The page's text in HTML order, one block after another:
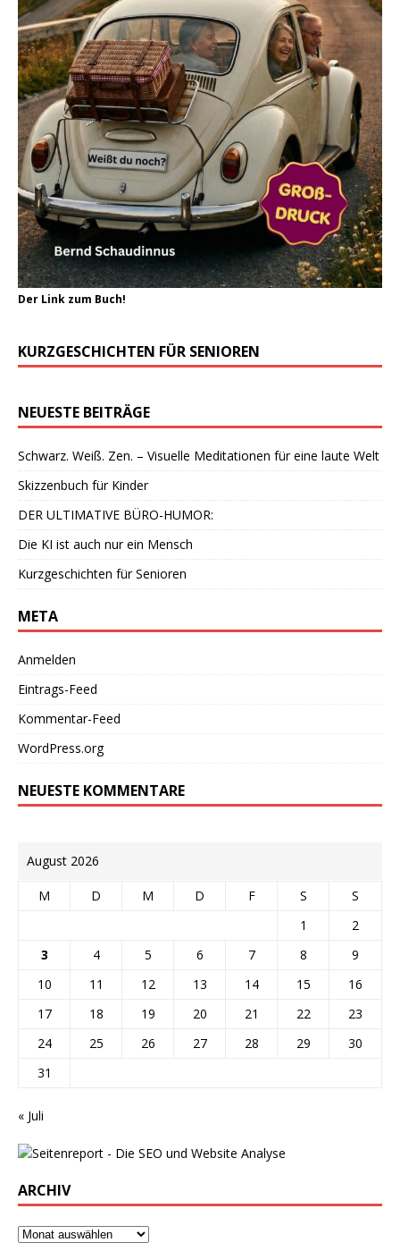
Der Link zum Buch!
KURZGESCHICHTEN FÜR SENIOREN
NEUESTE BEITRÄGE
Schwarz. Weiß. Zen. – Visuelle Meditationen für eine laute Welt
Skizzenbuch für Kinder
DER ULTIMATIVE BÜRO-HUMOR:
Die KI ist auch nur ein Mensch
Kurzgeschichten für Senioren
META
Anmelden
Eintrags-Feed
Kommentar-Feed
WordPress.org
NEUESTE KOMMENTARE
August 2026
M D M D F S
S
1
2
3
4 5 6 7 8
9
10
11 12 13 14 15
16
17
18 19 20 21 22
23
24
25 26 27 28 29
30
31
« Juli
ARCHIV